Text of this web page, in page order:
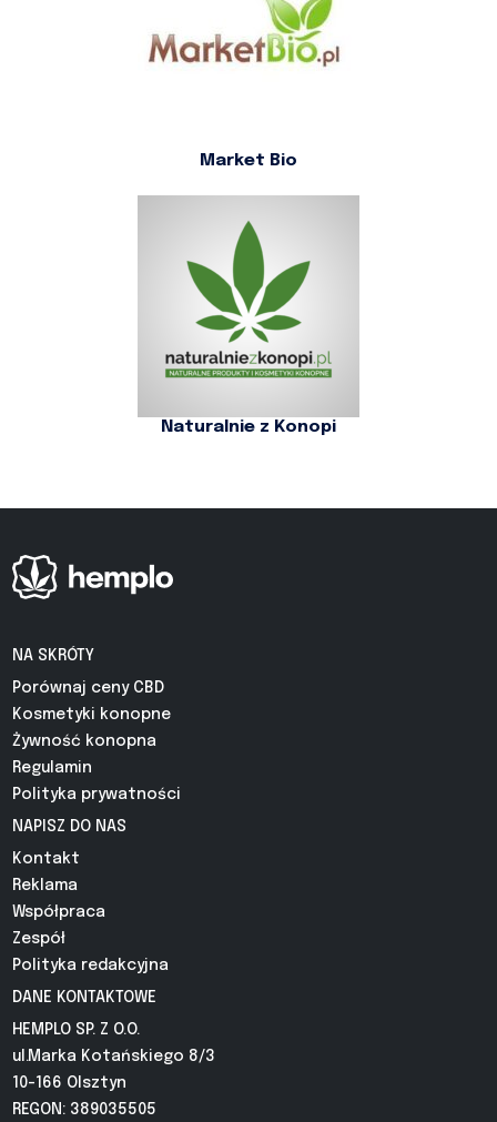
Market Bio
Naturalnie z Konopi
NA SKRÓTY
Porównaj ceny CBD
Kosmetyki konopne
Żywność konopna
Regulamin
Polityka prywatności
NAPISZ DO NAS
Kontakt
Reklama
Współpraca
Zespół
Polityka redakcyjna
DANE KONTAKTOWE
HEMPLO SP. Z O.O.
ul.Marka Kotańskiego 8/3
10-166 Olsztyn
REGON: 389035505